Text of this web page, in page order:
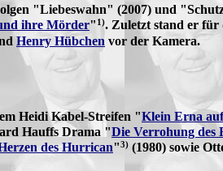
"Liebeswahn" (2007) und
ihre Mörder" 1). Zuletzt stand er für
Henry Hübchen vor der Kamera.
Heidi Kabel-Streifen "Klein Erna
Hauffs Drama "Die Verrohung des
des Hurrican"3) (1980) sowie